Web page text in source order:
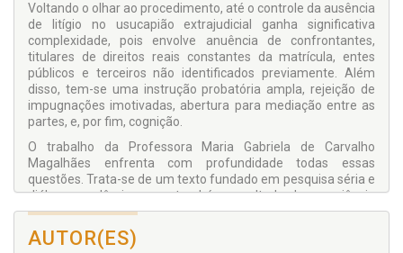
Voltando o olhar ao procedimento, até o controle da ausência
de litígio no usucapião extrajudicial ganha significativa
complexidade, pois envolve anuência de confrontantes,
titulares de direitos reais constantes da matrícula, entes
públicos e terceiros não identificados previamente. Além
disso, tem-se uma instrução probatória ampla, rejeição de
impugnações imotivadas, abertura para mediação entre as
partes, e, por fim, cognição.
O trabalho da Professora Maria Gabriela de Carvalho
Magalhães enfrenta com profundidade todas essas
questões. Trata-se de um texto fundado em pesquisa séria e
diálogo acadêmico, mas também resultado da experiência
prática da autora, que contribui para a sua sensibilidade aos
problemas aqui enfrentados. Certamente servirá de fonte de
consulta para os que tiverem necessidade de estudar a
AUTOR(ES)